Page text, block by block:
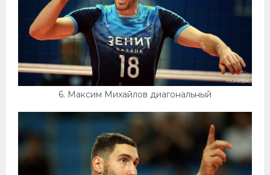
6. Максим Михайлов диагональный